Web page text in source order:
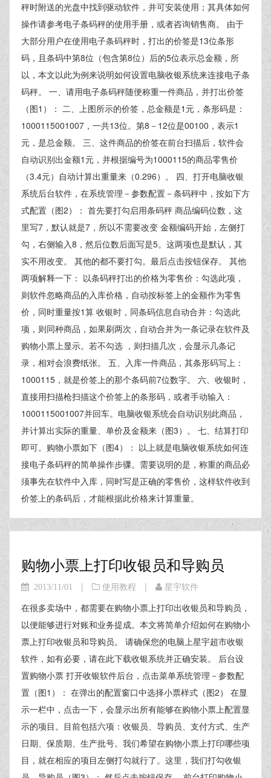
秤时附送的光盘中找到驱动软件，并可安装使用；其具体如何
操作请参考电子条码秤的使用手册，或者咨询销售商。 由于
大部分用户在使用电子条码秤时，打出的价签是13位条形
码，且条码中第8位（包含第8位）后的5位表示总金额，所
以，本文以此为例来说明如何设置电脑收银系统来连接电子条
码秤。 一、请用电子条码秤随便称重一件商品，并打出价签
（图1）： 二、上图所示的价签，总金额是1元，条形码是：
1000115001007，一共13位。第8－12位是00100，表示1
元，是总金额。 三、这件商品的价签在前台扫描后，软件会
自动识别出金额1元，并根据编号为1000115的商品零售价
（3.4元）自动计算出重量来（0.296）。 四、打开电脑收银
系统后台软件，在系统管理－参数配置－条码秤中，按如下方
式配置（图2）： 首先要打勾启用条码秤 商品编码位数，这
里写7，默认就是7，所以不需要改变 金额编码开始，左侧打
勾，右侧输入8，然后位数后面写是5。这两项也是默认，其
实不用改变。 其他的都不要打勾。最后点击按钮保存。 其他
两项解释一下： 以条码秤打出的价格为零售价：勾选此项，
则软件忽略商品的入库价格，自动按标签上的金额作为零售
价，同时重量按1算 收银时，同条码信息自动合并：勾选此
项，则同种商品，如果刷两次，自动合并为一条记录在软件及
购物小票上显示。若不勾选 ，则扫描几次，会显示几条记
录，相对会浪费纸张。 五、入库一件商品，其条形码写上：
1000115，就是价签上的那个条码前7位数字。 六、收银时，
直接用扫描枪扫描这个价签上的条形码，或者手动输入：
1000115001007并回车。电脑收银系统会自动识别此商品，
并计算出实际的重量、单价及金额来（图3）。 七、结算打印
即可。购物小票如下（图4）： 以上就是电脑收银系统如何连
接电子条码秤的简单操作步骤。需要说明的是，称重的商品必
须事先在软件中入库，同时写是正确的零售价，这样软件收到
价签上的条码后，才能根据此价格来计算重量。
购物小票上打印收银员和导购员
2013/11/01 | 使用教程 | 星宇软件
在很多卖场中，都需要在购物小票上打印出收银员和导购员，
以便能够进行对账和业务提成。本文将简单介绍如何在购物小
票上打印收银员和导购员。 请确保您的电脑上星宇超市收银
软件，如有必要，请在此下载收银系统并正确安装。 后台设
置购物小票 打开收银软件后台，点击菜单系统管理－参数配
置（图1）： 在弹出的配置窗口中选择小票样式（图2） 在显
示一栏中，点击一下，会显示出所有能够在购物小票上配置显
示的项目。目前包括六项：收银员、导购员、支付方式、生产
日期、保质期、生产批号。我们希望在购物小票上打印哪些项
目，就在相应的项目左侧打勾就行了。这里，我们打勾收银